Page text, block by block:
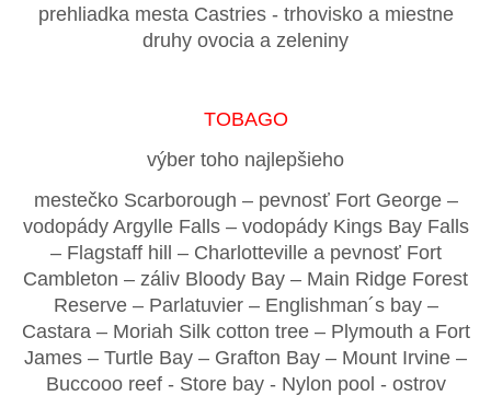
prehliadka mesta Castries - trhovisko a miestne
druhy ovocia a zeleniny
TOBAGO
výber toho najlepšieho
mestečko Scarborough – pevnosť Fort George –
vodopády Argylle Falls – vodopády Kings Bay Falls
– Flagstaff hill – Charlotteville a pevnosť Fort
Cambleton – záliv Bloody Bay – Main Ridge Forest
Reserve – Parlatuvier – Englishman´s bay –
Castara – Moriah Silk cotton tree – Plymouth a Fort
James – Turtle Bay – Grafton Bay – Mount Irvine –
Buccooo reef - Store bay - Nylon pool - ostrov